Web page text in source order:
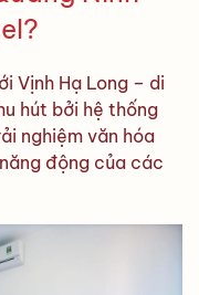
Vịnh Hạ Long – di
hút bởi hệ thống
nghiệm văn hóa
động của các